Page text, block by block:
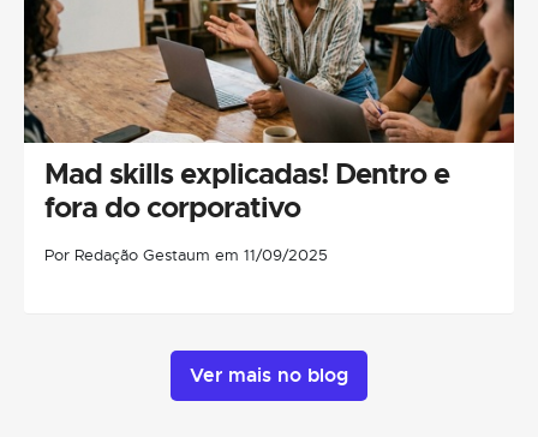
Mad skills explicadas! Dentro e
fora do corporativo
Por Redação Gestaum em 11/09/2025
Ver mais no blog